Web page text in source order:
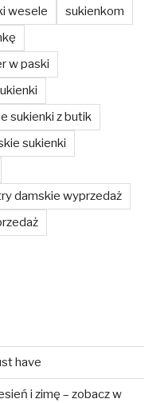
wesele
sukienkom
w paski
sukienki z butik
sukienki
damskie wyprzedaż
have
i zimę – zobacz w